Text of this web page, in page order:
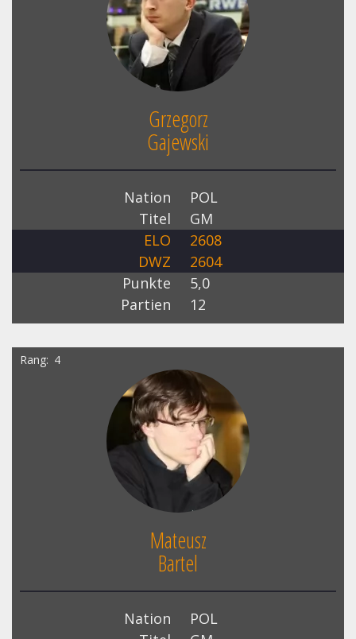
Grzegorz
Gajewski
Nation
POL
Titel
GM
ELO
2608
DWZ
2604
Punkte
5,0
Partien
12
Rang 4
Mateusz
Bartel
Nation
POL